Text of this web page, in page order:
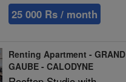
25 000 Rs / month
Renting Apartment - GRAND
GAUBE - CALODYNE